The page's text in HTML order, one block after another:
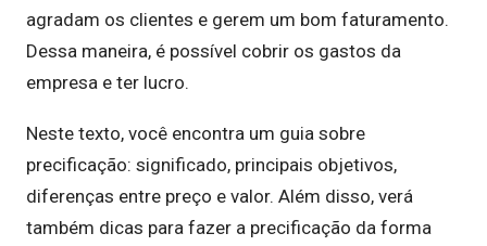
agradam os clientes e gerem um bom faturamento.
Dessa maneira, é possível cobrir os gastos da
empresa e ter lucro.
Neste texto, você encontra um guia sobre
precificação: significado, principais objetivos,
diferenças entre preço e valor. Além disso, verá
também dicas para fazer a precificação da forma